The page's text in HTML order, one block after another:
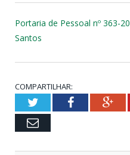
Portaria de Pessoal nº 363-
Santos
COMPARTILHAR:
TwitterFacebook
Email